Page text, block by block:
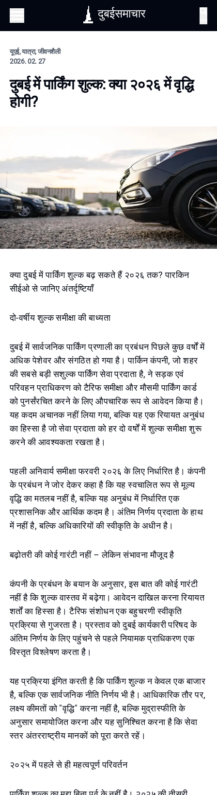
दुबईसमाचार
यूएई, यात्रा, जीवनशैली
2026. 02. 27
दुबई में पार्किंग शुल्क: क्या २०२६ में वृद्धि
होगी?
क्या दुबई में पार्किंग शुल्क बढ़ सकते हैं २०२६ तक? पारकिन
सीईओ से जानिए अंतर्दृष्टियाँ
दो-वर्षीय शुल्क समीक्षा की बाध्यता
दुबई में सार्वजनिक पार्किंग प्रणाली का प्रबंधन पिछले कुछ वर्षों में
अधिक पेशेवर और संगठित हो गया है। पार्किन कंपनी, जो शहर
की सबसे बड़ी सशुल्क पार्किंग सेवा प्रदाता है, ने सड़क एवं
परिवहन प्राधिकरण को टैरिफ समीक्षा और मौसमी पार्किंग कार्ड
को पुनर्संरचित करने के लिए औपचारिक रूप से आवेदन किया है।
यह कदम अचानक नहीं लिया गया, बल्कि यह एक रियायत अनुबंध
का हिस्सा है जो सेवा प्रदाता को हर दो वर्षों में शुल्क समीक्षा शुरू
करने की आवश्यकता रखता है।
पहली अनिवार्य समीक्षा फरवरी २०२६ के लिए निर्धारित है। कंपनी
के प्रबंधन ने जोर देकर कहा है कि यह स्वचालित रूप से मूल्य
वृद्धि का मतलब नहीं है, बल्कि यह अनुबंध में निर्धारित एक
प्रशासनिक और आर्थिक कदम है। अंतिम निर्णय प्रदाता के हाथ
में नहीं है, बल्कि अधिकारियों की स्वीकृति के अधीन है।
बढ़ोतरी की कोई गारंटी नहीं – लेकिन संभावना मौजूद है
कंपनी के प्रबंधन के बयान के अनुसार, इस बात की कोई गारंटी
नहीं है कि शुल्क वास्तव में बढ़ेगा। आवेदन दाखिल करना रियायत
शर्तों का हिस्सा है। टैरिफ संशोधन एक बहुचरणी स्वीकृति
प्रक्रिया से गुजरता है। प्रस्ताव को दुबई कार्यकारी परिषद के
अंतिम निर्णय के लिए पहुंचने से पहले नियामक प्राधिकरण एक
विस्तृत विश्लेषण करता है।
यह प्रक्रिया इंगित करती है कि पार्किंग शुल्क न केवल एक बाजार
है, बल्कि एक सार्वजनिक नीति निर्णय भी है। आधिकारिक तौर पर,
लक्ष्य कीमतों को "वृद्धि" करना नहीं है, बल्कि मुद्रास्फीति के
अनुसार समायोजित करना और यह सुनिश्चित करना है कि सेवा
स्तर अंतरराष्ट्रीय मानकों को पूरा करते रहें।
२०२५ में पहले से ही महत्वपूर्ण परिवर्तन